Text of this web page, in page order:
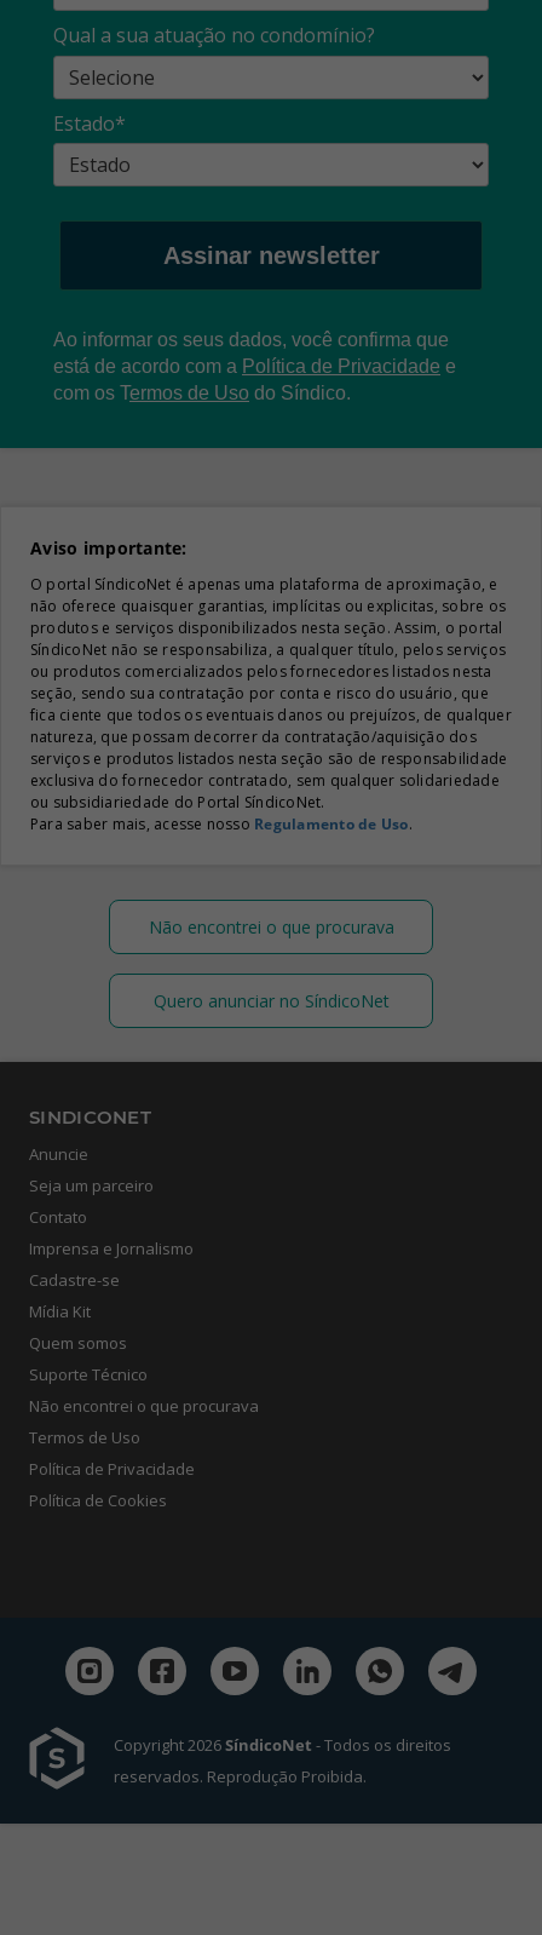
Qual a sua atuação no condomínio?
Estado*
Assinar newsletter
Ao informar os seus dados, você confirma que
está de acordo com a Política de Privacidade e
com os Termos de Uso do Síndico.
Aviso importante:
O portal SíndicoNet é apenas uma plataforma de aproximação, e
não oferece quaisquer garantias, implícitas ou explicitas, sobre os
produtos e serviços disponibilizados nesta seção. Assim, o portal
SíndicoNet não se responsabiliza, a qualquer título, pelos serviços
ou produtos comercializados pelos fornecedores listados nesta
seção, sendo sua contratação por conta e risco do usuário, que
fica ciente que todos os eventuais danos ou prejuízos, de qualquer
natureza, que possam decorrer da contratação/aquisição dos
serviços e produtos listados nesta seção são de responsabilidade
exclusiva do fornecedor contratado, sem qualquer solidariedade
ou subsidiariedade do Portal SíndicoNet.
Para saber mais, acesse nosso Regulamento de Uso.
Não encontrei o que procurava
Quero anunciar no SíndicoNet
SINDICONET
Anuncie
Seja um parceiro
Contato
Imprensa e Jornalismo
Cadastre-se
Mídia Kit
Quem somos
Suporte Técnico
Não encontrei o que procurava
Termos de Uso
Política de Privacidade
Política de Cookies
Copyright 2026SíndicoNet - Todos os direitos
reservados. Reprodução Proibida.